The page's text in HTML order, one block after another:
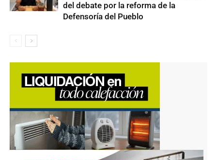
del debate por la reforma de la
Defensoría del Pueblo